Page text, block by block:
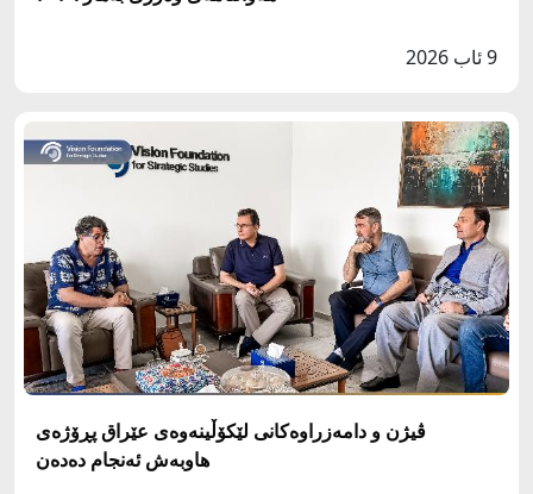
9 ئاب 2026
ڤیژن و دامەزراوەکانی لێکۆڵینەوەی عێراق پڕۆژەی
هاوبەش ئەنجام دەدەن